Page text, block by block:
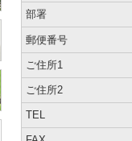
部署
郵便番号
ご住所1
ご住所2
TEL